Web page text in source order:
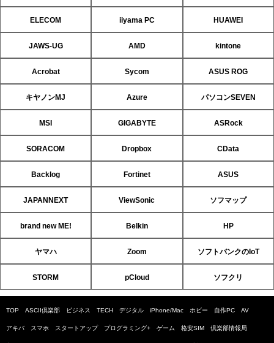
ELECOM iiyama PC HUAWEI
JAWS-UG AMD kintone
Acrobat Sycom ASUS ROG
キヤノンMJ Azure パソコンSEVEN
MSI GIGABYTE ASRock
SORACOM Dropbox CData
Backlog Fortinet ASUS
JAPANNEXT ViewSonic ソフマップ
brand new ME! Belkin HP
ヤマハ Zoom ソフトバンクのIoT
STORM pCloud ソフクリ
TOP ASCII倶楽部 ビジネス TECH デジタル iPhone/Mac ホビー 自作PC AV
アキバ スマホ スタートアップ プログラミング+ ゲーム 格安SIM 倶楽部情報局